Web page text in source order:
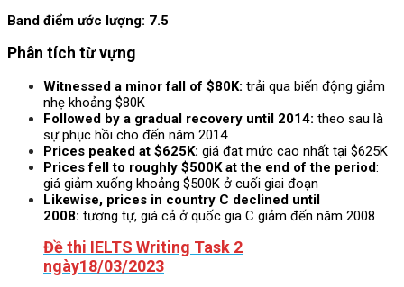
Band điểm ước lượng: 7.5
Phân tích từ vựng
Witnessed a minor fall of $80K: trải qua biến động giảm
nhẹ khoảng $80K
Followed by a gradual recovery until 2014: theo sau là
sự phục hồi cho đến năm 2014
Prices peaked at $625K: giá đạt mức cao nhất tại $625K
Prices fell to roughly $500K at the end of the period:
giá giảm xuống khoảng $500K ở cuối giai đoạn
Likewise, prices in country C declined until
2008: tương tự, giá cả ở quốc gia C giảm đến năm 2008
Đề thi IELTS Writing Task 2
ngày18/03/2023